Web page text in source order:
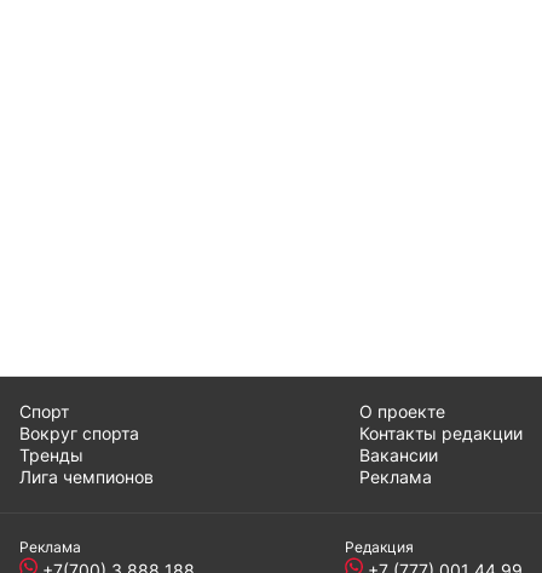
Спорт
Вокруг спорта
Тренды
Лига чемпионов
О проекте
Контакты редакции
Вакансии
Реклама
Реклама Редакция